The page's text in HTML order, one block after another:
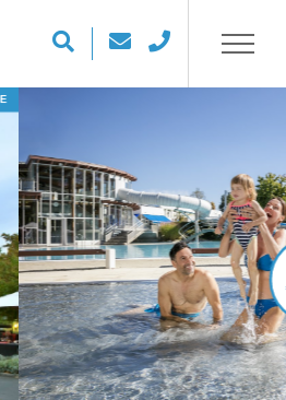
2026
SOMMER-
PREIS
2 Nächte
ab nur
€ 248,-p.P.